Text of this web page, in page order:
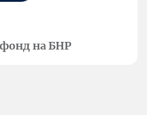
на БНР